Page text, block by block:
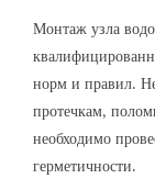
Монтаж узла
норм и правил.
протечкам‚
необходимо
герметичности.